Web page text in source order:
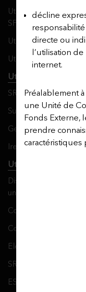
décline
directe ou
l’utilisation
internet.
Préalablement
une Unité de
Fonds Externe,
prendre
caractéristiques
Utmost Operating
SFCRs
Utmost Corporate
Utmost Life and
Utmost PanEurope
SRDII Disclosure
Sustainable Finance
Gender Pay Gap
Ireland’s Women in
Utmost Luxembourg
Disclosure of
under Art. 8 or 9 SFDR
Conflict of Interest
Complaints
Electronic Signature
SRDII Disclosure Notice
ESG: SFDR disclosures